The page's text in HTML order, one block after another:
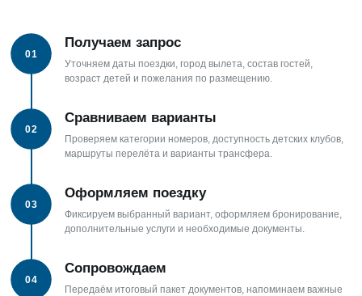
01
Получаем запрос
Уточняем даты поездки, город вылета, состав гостей,
возраст детей и пожелания по размещению.
02
Сравниваем варианты
Проверяем категории номеров, доступность детских клубов,
маршруты перелёта и варианты трансфера.
03
Оформляем поездку
Фиксируем выбранный вариант, оформляем бронирование,
дополнительные услуги и необходимые документы.
04
Сопровождаем
Передаём итоговый пакет документов, напоминаем важные